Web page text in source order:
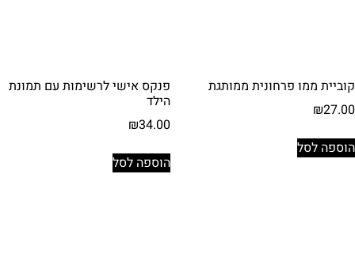
קוביית ממו פרחונית ממותגת
₪27.00
הוספה לסל
פנקס אישי לרשימות עם תמונת
הילד
₪34.00
הוספה לסל